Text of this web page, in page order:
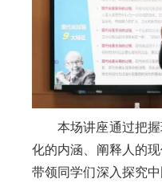
本场讲座通过把
化的内涵、阐释人的现
带领同学们深入探究